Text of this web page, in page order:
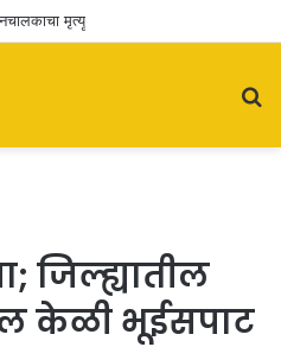
मृत्यू
जिल्ह्यातील
केळी भूईसपाट